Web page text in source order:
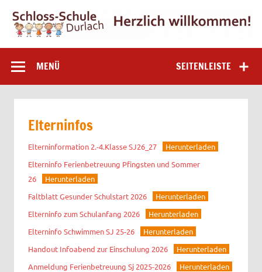
Inhalt
springen
Schloss-Schule
Durlach
Grundschule in Karlsruhe-Durlach
SEITENLEISTE
MENÜ
Elterninfos
Elterninformation 2.-4.Klasse SJ26_27
Herunterladen
Elterninfo Ferienbetreuung Pfingsten und Sommer
26
Herunterladen
Faltblatt Gesunder Schulstart 2026
Herunterladen
Elterninfo zum Schulanfang 2026
Herunterladen
Elterninfo Schwimmen SJ 25-26
Herunterladen
Handout Infoabend zur Einschulung 2026
Herunterladen
Anmeldung Ferienbetreuung Sj 2025-2026
Herunterladen